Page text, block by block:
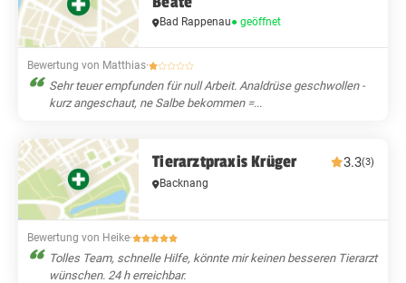
Bad Rappenau● geöffnet
Bewertung von Matthias·
Sehr teuer empfunden für null Arbeit. Analdrüse geschwollen -
kurz angeschaut, ne Salbe bekommen =...
Tierarztpraxis Krüger 3.3(3)
Backnang
Bewertung von Heike·
Tolles Team, schnelle Hilfe, könnte mir keinen besseren Tierarzt
wünschen. 24 h erreichbar.